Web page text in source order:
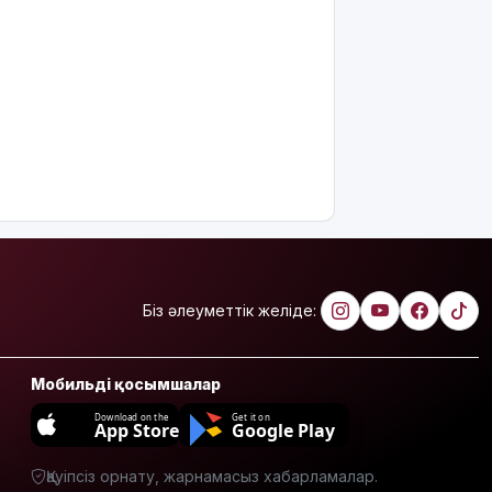
тренд:
жастар
төгіп
жатыр
Қытай
экспорты
болжамдағыдай
болмады
Біз әлеуметтік желіде:
Мобильді қосымшалар
Download on the
App Store
Get it on
Google Play
Қауіпсіз орнату, жарнамасыз хабарламалар.